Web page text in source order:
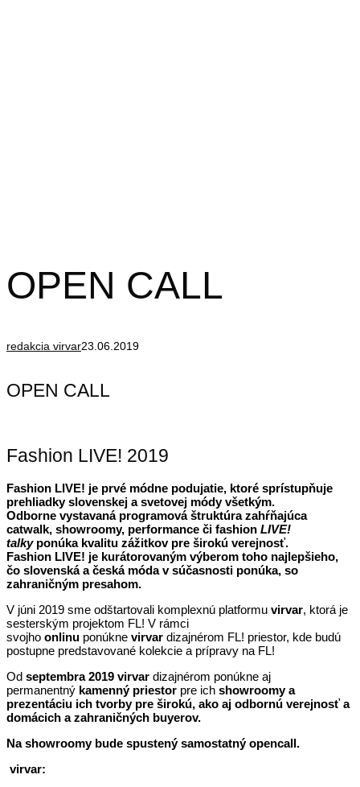
OPEN CALL
redakcia virvar23.06.2019
OPEN CALL
Fashion LIVE! 2019
Fashion LIVE! je prvé módne podujatie, ktoré sprístupňuje
prehliadky slovenskej a svetovej módy všetkým.
Odborne vystavaná programová štruktúra zahŕňajúca
catwalk, showroomy, performance či fashion LIVE!
talkyponúka kvalitu zážitkov pre širokú verejnosť.
Fashion LIVE! je kurátorovaným výberom toho najlepšieho,
čo slovenská a česká móda v súčasnosti ponúka, so
zahraničným presahom.
V júni 2019 sme odštartovali komplexnú platformu virvar, ktorá je
sesterským projektom FL! V rámci
svojho onlinu ponúkne virvar dizajnérom FL! priestor, kde budú
postupne predstavované kolekcie a prípravy na FL!
Od septembra 2019 virvar dizajnérom ponúkne aj
permanentný kamenný priestor pre ich showroomy a
prezentáciu ich tvorby pre širokú, ako aj odbornú verejnosť a
domácich a zahraničných buyerov.
Na showroomy bude spustený samostatný opencall.
virvar: